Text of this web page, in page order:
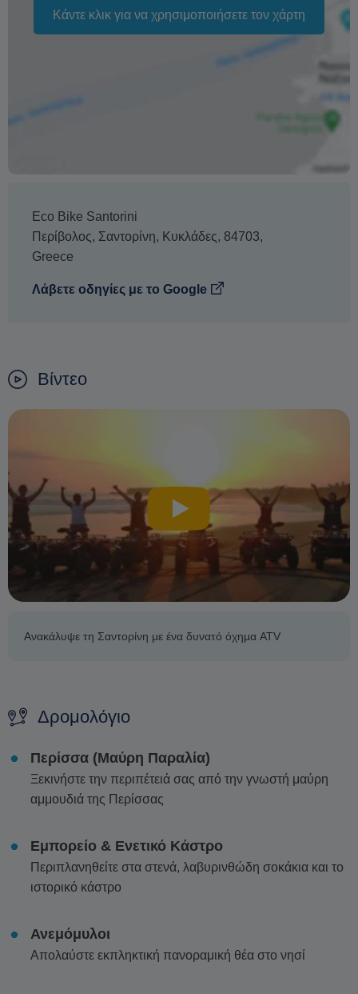
επιστροφής ή ακύρωσης.
Κάντε κλικ για να χρησιμοποιήσετε τον χάρτη
Eco Βike Santorini
Περίβολος, Σαντορίνη, Κυκλάδες, 84703,
Greece
Λάβετε οδηγίες με το Google
Βίντεο
Ανακάλυψε τη Σαντορίνη με ένα δυνατό όχημα ATV
Δρομολόγιο
Περίσσα (Μαύρη Παραλία)
Ξεκινήστε την περιπέτειά σας από την γνωστή μαύρη
αμμουδιά της Περίσσας
Εμπορείο & Ενετικό Κάστρο
Περιπλανηθείτε στα στενά, λαβυρινθώδη σοκάκια και το
ιστορικό κάστρο
Ανεμόμυλοι
Απολαύστε εκπληκτική πανοραμική θέα στο νησί